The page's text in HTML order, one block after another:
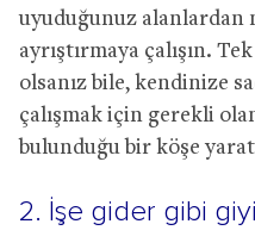
uyuduğunuz alanlardan
ayrıştırmaya çalışın.
olsanız bile, kendinize
çalışmak için gerekli
bulunduğu bir köşe
2. İşe gider gibi